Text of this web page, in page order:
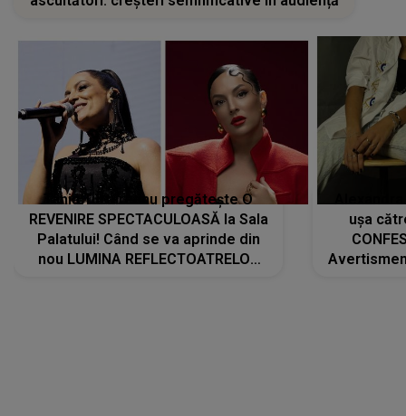
Tania Turtureanu pregătește O
REVENIRE SPECTACULOASĂ la Sala
Palatului! Când se va aprinde din
nou LUMINA REFLECTOATRELOR
ușa